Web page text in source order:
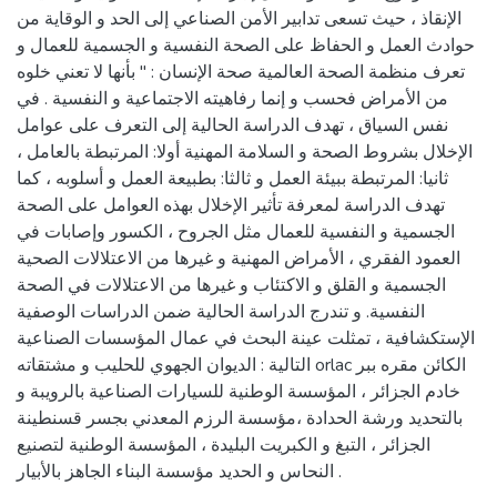
الإنقاذ ، حيث تسعى تدابير الأمن الصناعي إلى الحد و الوقاية من
حوادث العمل و الحفاظ على الصحة النفسية و الجسمية للعمال و
تعرف منظمة الصحة العالمية صحة الإنسان : " بأنها لا تعني خلوه
من الأمراض فحسب و إنما رفاهيته الاجتماعية و النفسية . في
نفس السياق ، تهدف الدراسة الحالية إلى التعرف على عوامل
الإخلال بشروط الصحة و السلامة المهنية أولا: المرتبطة بالعامل ،
ثانيا: المرتبطة ببيئة العمل و ثالثا: بطبيعة العمل و أسلوبه ، كما
تهدف الدراسة لمعرفة تأثير الإخلال بهذه العوامل على الصحة
الجسمية و النفسية للعمال مثل الجروح ، الكسور وإصابات في
العمود الفقري ، الأمراض المهنية و غيرها من الاعتلالات الصحية
الجسمية و القلق و الاكتئاب و غيرها من الاعتلالات في الصحة
النفسية. و تندرج الدراسة الحالية ضمن الدراسات الوصفية
الإستكشافية ، تمثلت عينة البحث في عمال المؤسسات الصناعية
التالية : الديوان الجهوي للحليب و مشتقاته orlac الكائن مقره ببر
خادم الجزائر ، المؤسسة الوطنية للسيارات الصناعية بالرويبة و
بالتحديد ورشة الحدادة ،مؤسسة الرزم المعدني بجسر قسنطينة
الجزائر ، التبغ و الكبريت البليدة ، المؤسسة الوطنية لتصنيع
النحاس و الحديد مؤسسة البناء الجاهز بالأبيار .